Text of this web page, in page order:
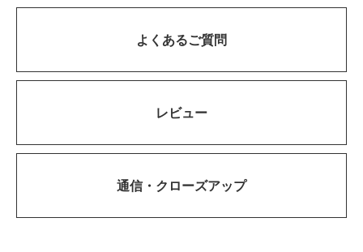
よくあるご質問
レビュー
通信・ クローズアップ